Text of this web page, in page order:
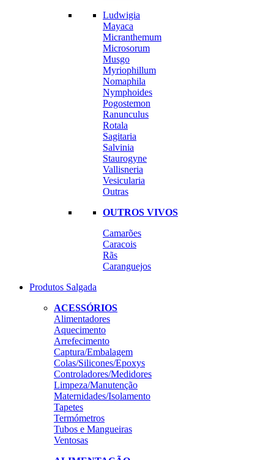
Ludwigia
Mayaca
Micranthemum
Microsorum
Musgo
Myriophillum
Nomaphila
Nymphoides
Pogostemon
Ranunculus
Rotala
Sagitaria
Salvinia
Staurogyne
Vallisneria
Vesicularia
Outras
OUTROS VIVOS
Camarões
Caracois
Rãs
Caranguejos
Produtos Salgada
ACESSÓRIOS
Alimentadores
Aquecimento
Arrefecimento
Captura/Embalagem
Colas/Silicones/Epoxys
Controladores/Medidores
Limpeza/Manutenção
Maternidades/Isolamento
Tapetes
Termómetros
Tubos e Mangueiras
Ventosas